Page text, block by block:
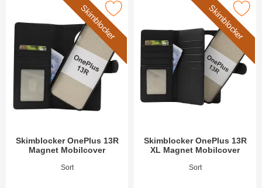
Skimblocker
Skimblocker OnePlus 13R
Magnet Mobilcover
Varenr 52614Sort
skimblocker OnePlus 13R Magnet Mobilcover som favorit
Skimblocker
Skimblocker OnePlus 13R
XL Magnet Mobilcover
Varenr 52615Sort
Marker skimblocker OnePlus 13R XL